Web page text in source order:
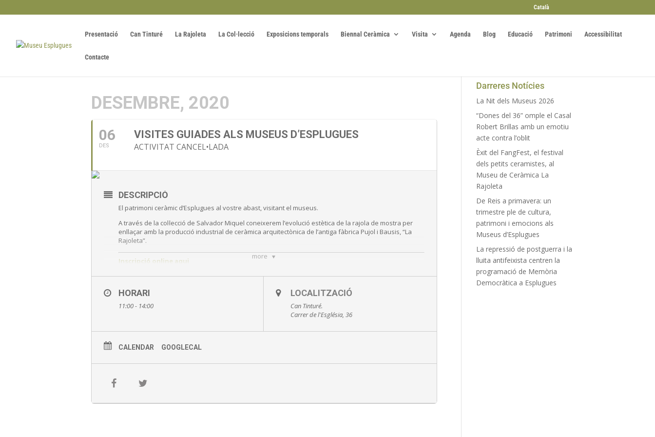
Català
Presentació Can Tinturé La Rajoleta La Col·lecció Exposicions temporals Biennal Ceràmica Visita Agenda Blog Educació Patrimoni Accessibilitat
Contacte
DESEMBRE, 2020
06
DES
VISITES GUIADES ALS MUSEUS D’ESPLUGUES
ACTIVITAT CANCEL•LADA
more
DESCRIPCIÓ
El patrimoni ceràmic d’Esplugues al vostre abast, visitant el museus.
A través de la col·lecció de Salvador Miquel coneixerem l’evolució estètica de la rajola de mostra per
enllaçar amb la producció industrial de ceràmica arquitectònica de l’antiga fàbrica Pujol i Bausis, “La
Rajoleta”.
Inscripció online aqui
La Rajoleta 11 i 13 h
HORARI
11:00 - 14:00
LOCALITZACIÓ
Can Tinturé.
Carrer de l'Església, 36
CALENDAR GOOGLECAL
Darreres Notícies
La Nit dels Museus 2026
“Dones del 36” omple el Casal
Robert Brillas amb un emotiu
acte contra l’oblit
Èxit del FangFest, el festival
dels petits ceramistes, al
Museu de Ceràmica La
Rajoleta
De Reis a primavera: un
trimestre ple de cultura,
patrimoni i emocions als
Museus d’Esplugues
La repressió de postguerra i la
lluita antifeixista centren la
programació de Memòria
Democràtica a Esplugues